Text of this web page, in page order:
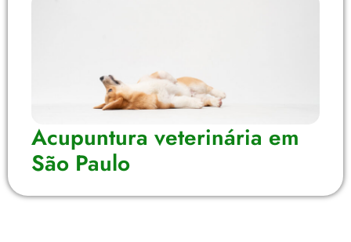
Acupuntura veterinária em
São Paulo